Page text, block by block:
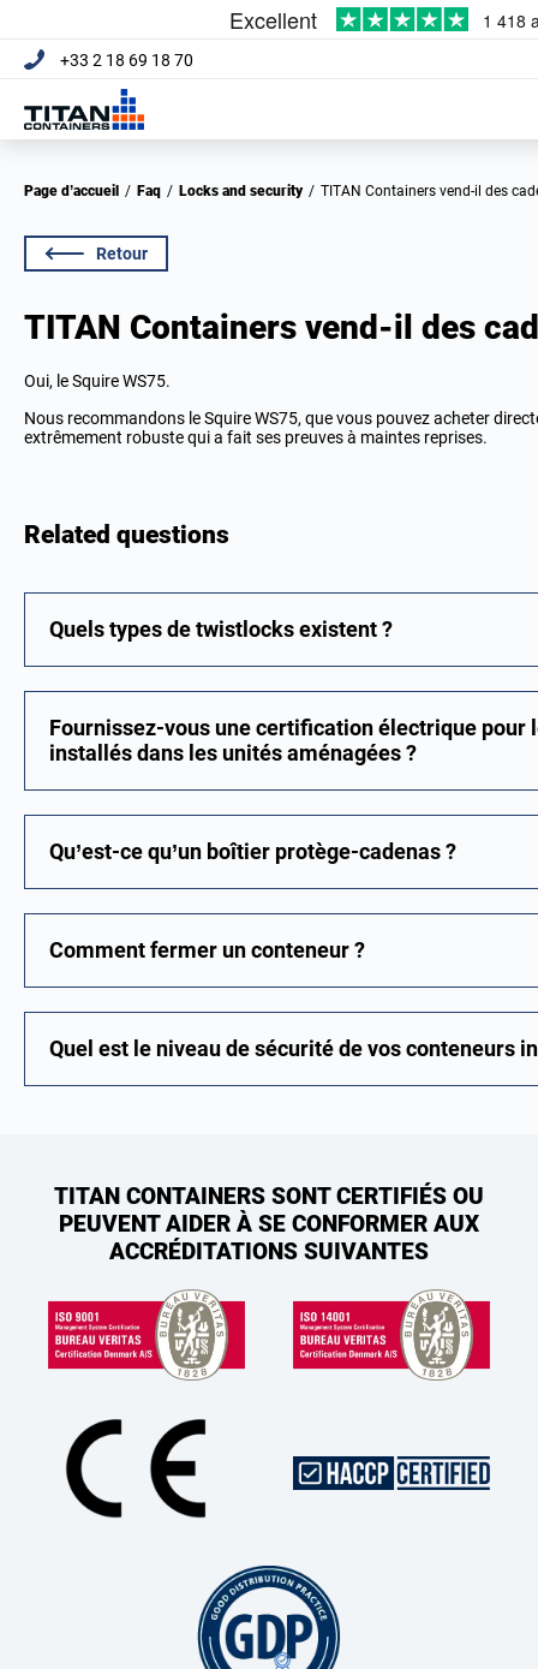
+33 2 18 69 18 70
Page d’accueil / Faq / Locks and security / TITAN Containers vend-il des
Retour
TITAN Containers vend-il des
Oui, le Squire WS75.
Nous recommandons le Squire WS75, que vous pouvez acheter
extrêmement robuste qui a fait ses preuves à maintes reprises.
Related questions
Quels types de twistlocks existent ?
Fournissez-vous une certification électrique pour
installés dans les unités aménagées ?
Qu’est-ce qu’un boîtier protège-cadenas ?
Comment fermer un conteneur ?
Quel est le niveau de sécurité de vos conteneurs
TITAN CONTAINERS SONT CERTIFIÉS OU
PEUVENT AIDER À SE CONFORMER AUX
ACCRÉDITATIONS SUIVANTES